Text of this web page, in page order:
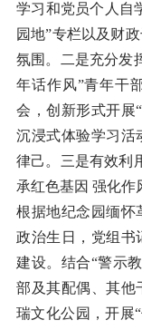
学习和党员个人自
园地”专栏以及财
氛围。二是充分发
年话作风”青年干
会，创新形式开
沉浸式体验学习活
律己。三是有效利
承红色基因 强化作
根据地纪念园缅怀
政治生日，党组书
建设。结合“警示
部及其配偶、其他
瑞文化公园，开展